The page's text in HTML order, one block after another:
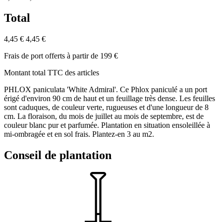
Total
4,45 € 4,45 €
Frais de port offerts à partir de 199 €
Montant total TTC des articles
PHLOX paniculata 'White Admiral'. Ce Phlox paniculé a un port
érigé d'environ 90 cm de haut et un feuillage très dense. Les feuilles
sont caduques, de couleur verte, rugueuses et d'une longueur de 8
cm. La floraison, du mois de juillet au mois de septembre, est de
couleur blanc pur et parfumée. Plantation en situation ensoleillée à
mi-ombragée et en sol frais. Plantez-en 3 au m2.
Conseil de plantation